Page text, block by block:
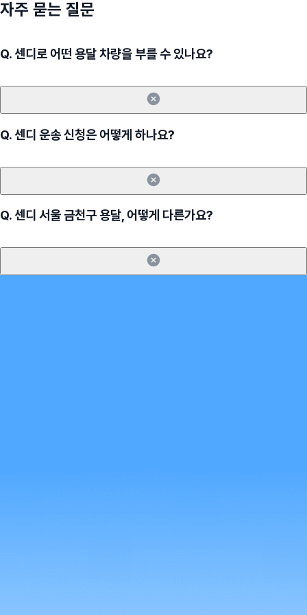
자주 묻는 질문
Q.센디로 어떤 용달 차량을 부를 수 있나요?
Q.센디 운송 신청은 어떻게 하나요?
Q.센디 서울 금천구 용달, 어떻게 다른가요?